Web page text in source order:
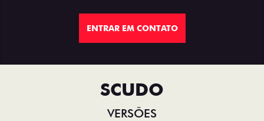
ENTRAR EM CONTATO
SCUDO
VERSÕES